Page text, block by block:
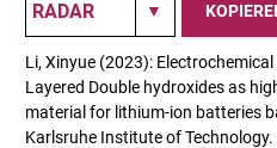
Li, Xinyue (2023):
Layered Double hydroxides as
material for lithium-ion batteries
Karlsruhe Institute of